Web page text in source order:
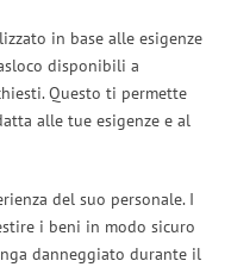
in base alle esigenze
disponibili a
Questo ti permette
alle tue esigenze e al
del suo personale. I
i beni in modo sicuro
danneggiato durante il